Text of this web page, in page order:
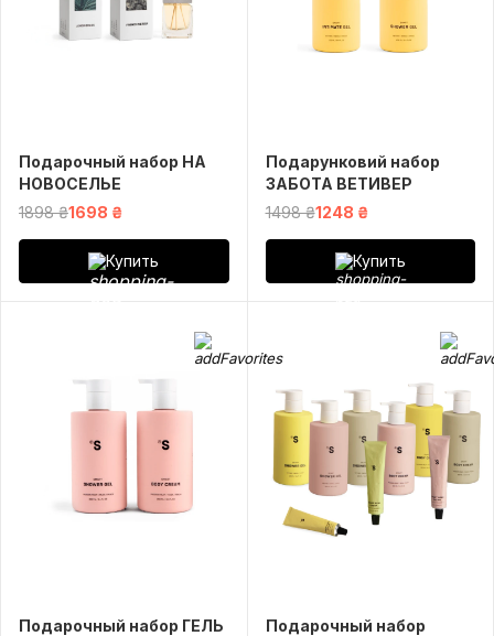
Подарочный набор НА
НОВОСЕЛЬЕ
1898 ₴1698 ₴
Купить
Подарунковий набор
ЗАБОТА ВЕТИВЕР
1498 ₴1248 ₴
Купить
Подарочный набор ГЕЛЬ
Подарочный набор